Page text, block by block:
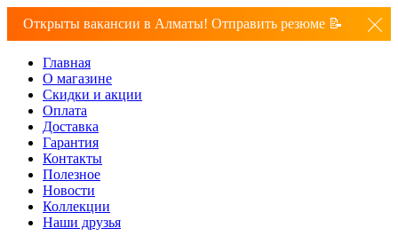
Открыты вакансии в Алматы! Отправить резюме 📝
Главная
О магазине
Скидки и акции
Оплата
Доставка
Гарантия
Контакты
Полезное
Новости
Коллекции
Наши друзья